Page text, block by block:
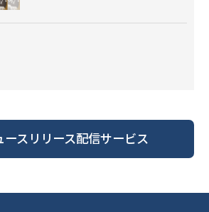
ースリリース配信サービス